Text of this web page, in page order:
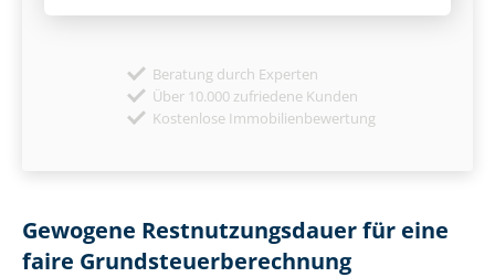
Beratung durch Experten
Über 10.000 zufriedene Kunden
Kostenlose Immobilienbewertung
Gewogene Rest­nut­zungs­dau­er für eine
faire Grund­steu­er­be­rech­nung